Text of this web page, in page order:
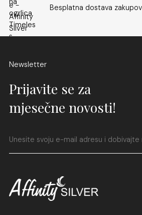
Besplatna dostava
Newsletter
Prijavite se za
mjesečne novosti!